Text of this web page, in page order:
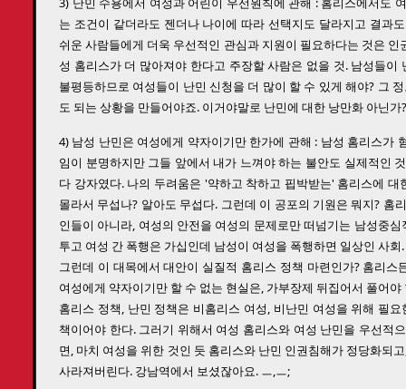
는 조건이 같더라도 젠더나 나이에 따라 선택지도 달라지고 결과
쉬운 사람들에게 더욱 우선적인 관심과 지원이 필요하다는 것은
성 홈리스가 더 많아져야 한다고 주장할 사람은 없을 것. 남성들
불평등하므로 여성들이 난민 신청을 더 많이 할 수 있게 해야? 그
도 되는 상황을 만들어야죠. 이거야말로 난민에 대한 낭만화 아닌가?
4) 남성 난민은 여성에게 약자이기만 한가에 관해 : 남성 홈리스가
임이 분명하지만 그들 앞에서 내가 느껴야 하는 불안도 실제적인
다 강자였다. 나의 두려움은 '약하고 착하고 핍박받는' 홈리스에
몰라서 무섭나? 알아도 무섭다. 그런데 이 공포의 기원은 뭐지? 홈
인들이 아니라, 여성의 안전을 여성의 문제로만 떠넘기는 남성중
투고 여성 간 폭행은 가십인데 남성이 여성을 폭행하면 일상인 사회.
그런데 이 대목에서 대안이 실질적 홈리스 정책 마련인가? 홈리
여성에게 약자이기만 할 수 없는 현실은, 가부장제 뒤집어서 풀어야
홈리스 정책, 난민 정책은 비홈리스 여성, 비난민 여성을 위해 필
책이어야 한다. 그러기 위해서 여성 홈리스와 여성 난민을 우선적
면, 마치 여성을 위한 것인 듯 홈리스와 난민 인권침해가 정당화되
사라져버린다. 강남역에서 보셨잖아요. ㅡ,ㅡ;